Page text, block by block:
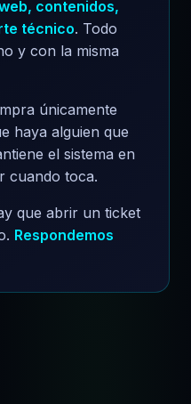
contenidos,
técnico. Todo
y con la misma
únicamente
haya alguien que
el sistema en
cuando toca.
que abrir un ticket
Respondemos